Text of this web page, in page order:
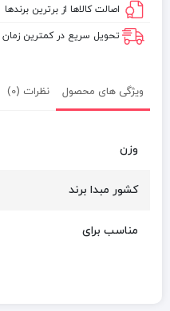
اصالت کالاها از برترین برندها
تحویل سریع در کمترین
ویژگی های محصول نظرات (0)
وزن
کشور مبدا برند
مناسب برای